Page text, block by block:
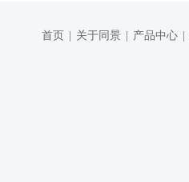
首页 关于同景 产品中心